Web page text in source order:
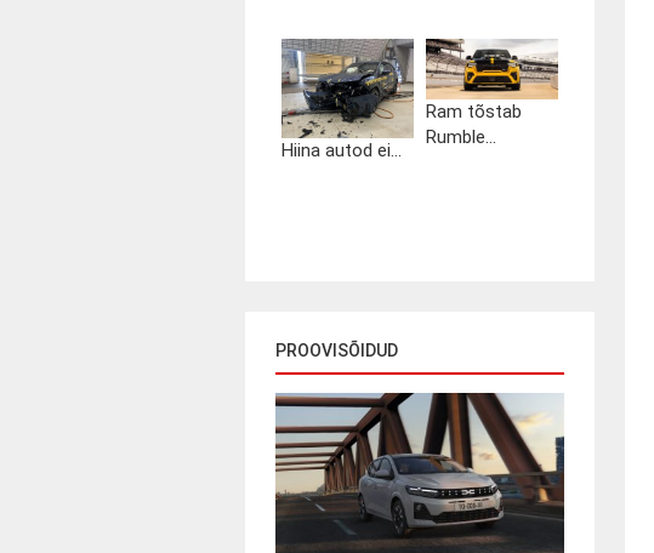
Hiina autod ei...
Ram tõstab
Rumble...
PROOVISÕIDUD